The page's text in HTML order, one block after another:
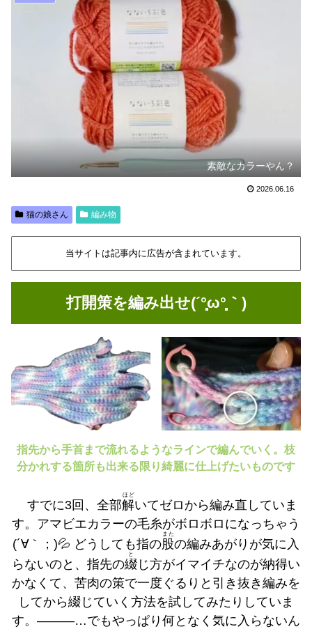
素敵なカラーやん？
2026.06.16
猫の娘さん 編み物
当サイトは記事内に広告が含まれています。
打開策を編み出せ(´°̥̥̥̥̥̥̥̥ω°̥̥̥̥̥̥̥̥｀)
指先から手首まで流れるようなラインで編んでいく。枝
分かれする箇所も出来る限り綺麗に仕上げたいものです
すでに3回、全部解
ほど
いてゼロから編み直していま
す。アマビエカラーの毛糸がボロボロになっちゃう
(´∀｀；)💦 どうしても指の股
また
の編みあがりが気に入
らないのと、指先の綴
と
じ方がイマイチなのが納得い
かなくて、苦肉の策で一度ぐるりと引き抜き編みを
してから綴じていく方法を試してみたりしていま
す。―――…でもやっぱり何となく気に入らないん